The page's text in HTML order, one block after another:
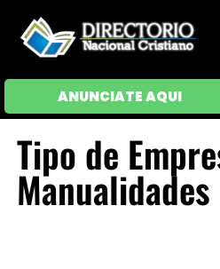
ANUNCIATE AQUI
Tipo de